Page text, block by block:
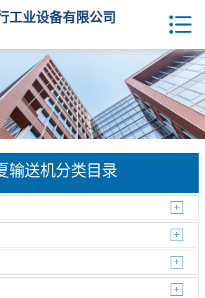
工业设备有限公司
输送机分类目录